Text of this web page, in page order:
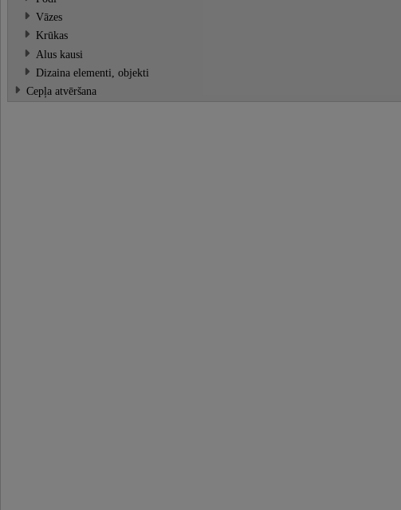
Vāzes
Krūkas
Alus kausi
Dizaina elementi, objekti
Cepļa atvēršana